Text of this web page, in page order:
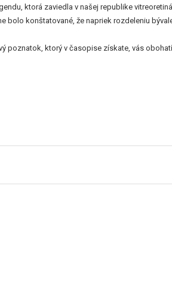
ktorá zaviedla v našej republike
konštatované, že napriek rozdeleniu
poznatok, ktorý v časopise získate, vás